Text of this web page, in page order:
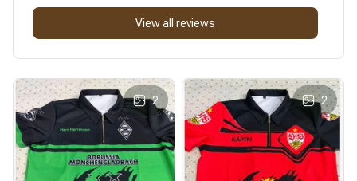
View all reviews
2 2